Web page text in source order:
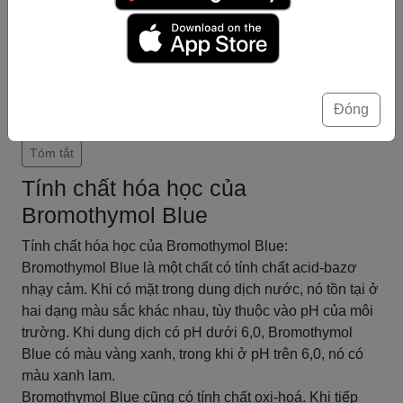
Bromothymol Blue được sử dụng rộng rãi trong các ứng
dụng như đo pH, xác định nồng độ các chất trong dung
dịch và theo dõi quá trình sinh học. Hiểu về các tính chất
chất này một cách hiệu quả trong các ứng dụng thí
Tóm tắt
Tính chất hóa học của
Bromothymol Blue
Tính chất hóa học của Bromothymol Blue:
Bromothymol Blue là một chất có tính chất acid-bazơ
nhạy cảm. Khi có mặt trong dung dịch nước, nó tồn tại ở
hai dạng màu sắc khác nhau, tùy thuộc vào pH của môi
trường. Khi dung dịch có pH dưới 6,0, Bromothymol
Blue có màu vàng xanh, trong khi ở pH trên 6,0, nó có
màu xanh lam.
Bromothymol Blue cũng có tính chất oxi-hoá. Khi tiếp
Đóng